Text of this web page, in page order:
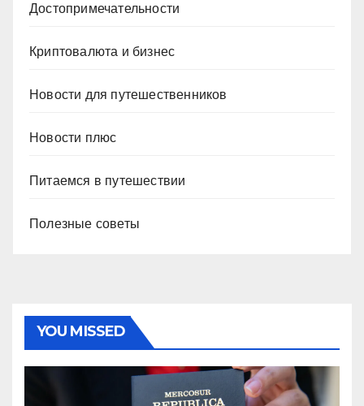
Достопримечательности
Криптовалюта и бизнес
Новости для путешественников
Новости плюс
Питаемся в путешествии
Полезные советы
YOU MISSED